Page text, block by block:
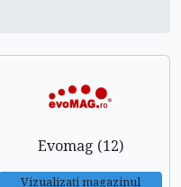
Evomag (12)
Vizualizați magazinul